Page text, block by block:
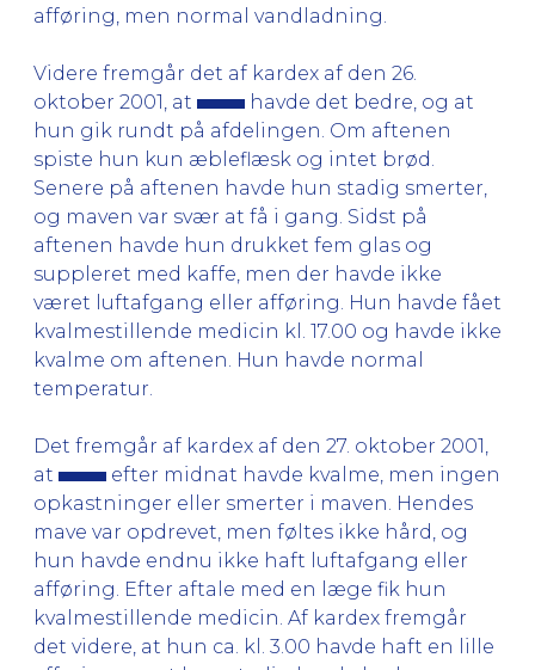
afføring, men normal vandladning.
Videre fremgår det af kardex af den 26.
oktober 2001, at
havde det bedre, og at
hun gik rundt på afdelingen. Om aftenen
spiste hun kun æbleflæsk og intet brød.
Senere på aftenen havde hun stadig smerter,
og maven var svær at få i gang. Sidst på
aftenen havde hun drukket fem glas og
suppleret med kaffe, men der havde ikke
været luftafgang eller afføring. Hun havde fået
kvalmestillende medicin kl. 17.00 og havde ikke
kvalme om aftenen. Hun havde normal
temperatur.
Det fremgår af kardex af den 27. oktober 2001,
at
efter midnat havde kvalme, men ingen
opkastninger eller smerter i maven. Hendes
mave var opdrevet, men føltes ikke hård, og
hun havde endnu ikke haft luftafgang eller
afføring. Efter aftale med en læge fik hun
kvalmestillende medicin. Af kardex fremgår
det videre, at hun ca. kl. 3.00 havde haft en lille